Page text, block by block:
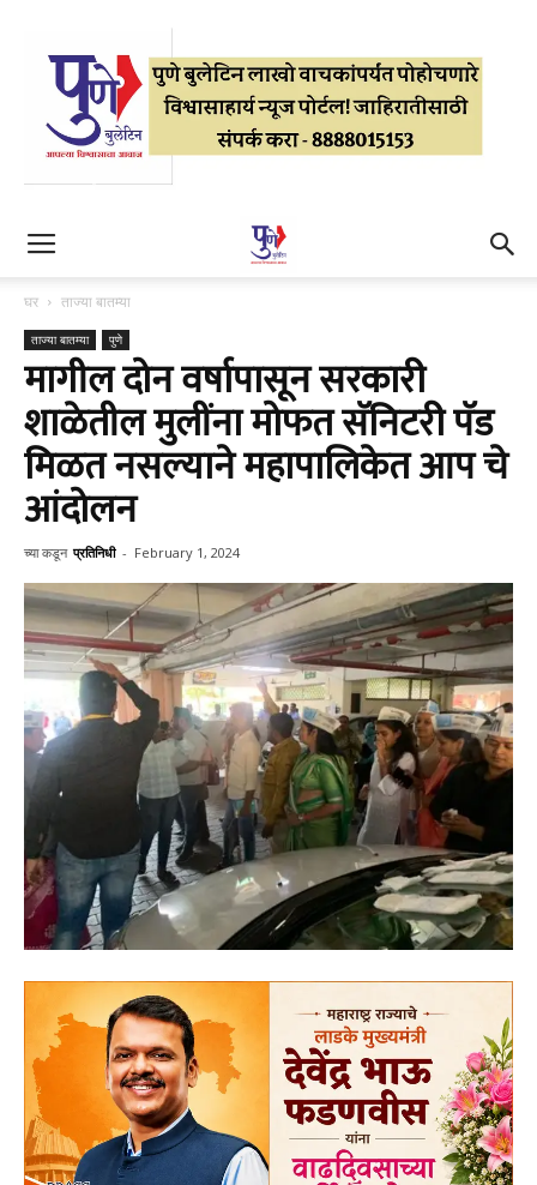
घर ताज्या बातम्या
ताज्या बातम्या पुणे
मागील दोन वर्षापासून सरकारी
शाळेतील मुलींना मोफत सॅनिटरी पॅड
मिळत नसल्याने महापालिकेत आप चे
आंदोलन
च्या कडून प्रतिनिधी - February 1, 2024